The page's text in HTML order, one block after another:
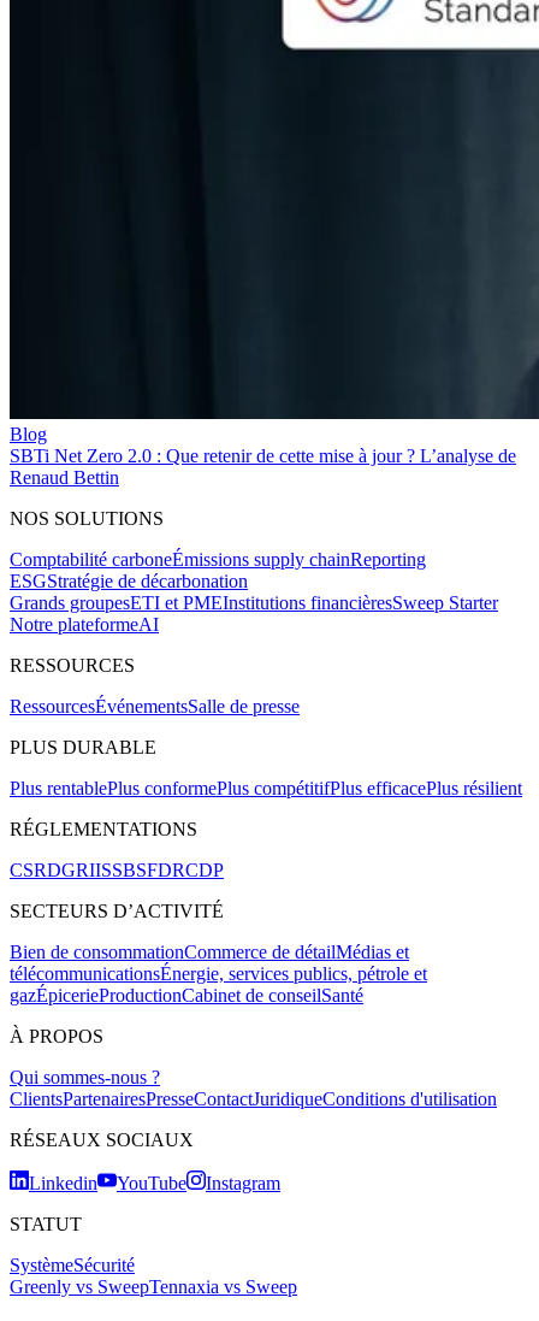
Blog
SBTi Net Zero 2.0 : Que retenir de cette mise à jour ? L’analyse de
Renaud Bettin
NOS SOLUTIONS
Comptabilité carboneÉmissions supply chainReporting
ESGStratégie de décarbonation
Grands groupesETI et PMEInstitutions financièresSweep Starter
Notre plateformeAI
RESSOURCES
RessourcesÉvénementsSalle de presse
PLUS DURABLE
Plus rentablePlus conformePlus compétitifPlus efficacePlus résilient
RÉGLEMENTATIONS
CSRDGRIISSBSFDRCDP
SECTEURS D’ACTIVITÉ
Bien de consommationCommerce de détailMédias et
télécommunicationsÉnergie, services publics, pétrole et
gazÉpicerieProductionCabinet de conseilSanté
À PROPOS
Qui sommes-nous ?
ClientsPartenairesPresseContactJuridiqueConditions d'utilisation
RÉSEAUX SOCIAUX
Linkedin YouTube
Instagram
STATUT
SystèmeSécurité
Greenly vs SweepTennaxia vs Sweep